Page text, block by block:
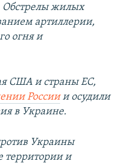
жилых
артиллерии,
огня и
США и страны ЕС,
Россиии осудили
в Украине.
Украины
территории и